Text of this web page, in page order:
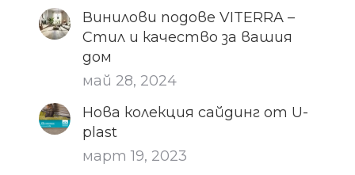
Винилови подове VITERRA –
Стил и качество за вашия
дом
май 28, 2024
Нова колекция сайдинг от U-
plast
март 19, 2023